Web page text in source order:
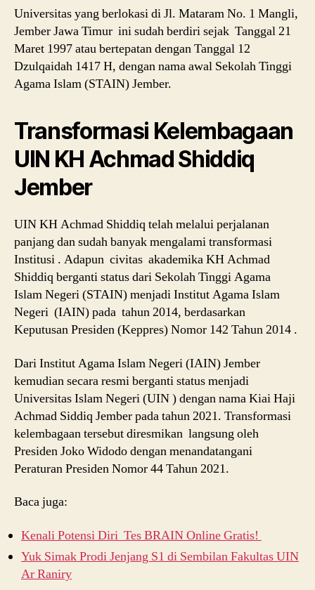
Universitas yang berlokasi di Jl. Mataram No. 1 Mangli,
Jember Jawa Timur ini sudah berdiri sejak Tanggal 21
Maret 1997 atau bertepatan dengan Tanggal 12
Dzulqaidah 1417 H, dengan nama awal Sekolah Tinggi
Agama Islam (STAIN) Jember.
Transformasi Kelembagaan
UIN KH Achmad Shiddiq
Jember
UIN KH Achmad Shiddiq telah melalui perjalanan
panjang dan sudah banyak mengalami transformasi
Institusi . Adapun civitas akademika KH Achmad
Shiddiq berganti status dari Sekolah Tinggi Agama
Islam Negeri (STAIN) menjadi Institut Agama Islam
Negeri (IAIN) pada tahun 2014, berdasarkan
Keputusan Presiden (Keppres) Nomor 142 Tahun 2014 .
Dari Institut Agama Islam Negeri (IAIN) Jember
kemudian secara resmi berganti status menjadi
Universitas Islam Negeri (UIN ) dengan nama Kiai Haji
Achmad Siddiq Jember pada tahun 2021. Transformasi
kelembagaan tersebut diresmikan langsung oleh
Presiden Joko Widodo dengan menandatangani
Peraturan Presiden Nomor 44 Tahun 2021.
Baca juga:
Kenali Potensi Diri Tes BRAIN Online Gratis!
Yuk Simak Prodi Jenjang S1 di Sembilan Fakultas UIN
Ar Raniry